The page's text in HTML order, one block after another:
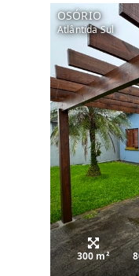
OSÓRIO
Atlântida Sul
300 m²